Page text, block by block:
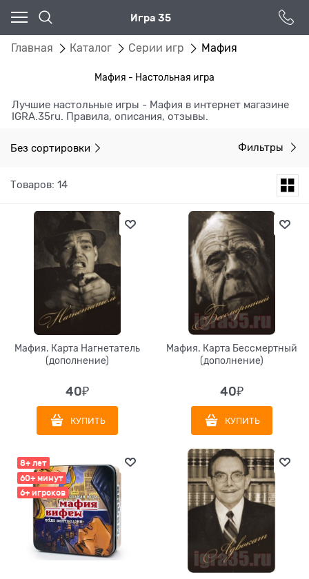
Игра 35
Главная Каталог Серии игр Мафия
Мафия - Настольная игра
Лучшие настольные игры - Мафия в интернет магазине
IGRA.35ru. Правила, описания, отзывы.
Без сортировки Фильтры
Товаров: 14
Мафия. Карта Нагнетатель
(дополнение)
40₽
КУПИТЬ
Мафия. Карта Бессмертный
(дополнение)
40₽
КУПИТЬ
8+ лет
60+ минут
6+ игроков